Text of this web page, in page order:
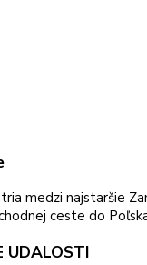
medzi najstaršie
ceste do
UDALOSTI